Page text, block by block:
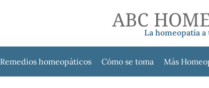
ABC
La homeopatía a
Remedios homeopáticos Cómo se toma Más